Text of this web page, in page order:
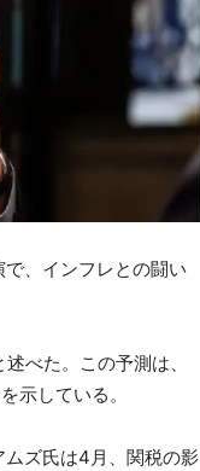
、インフレとの闘い
べた。この予測は、
示している。
ズ氏は4月、関税の影